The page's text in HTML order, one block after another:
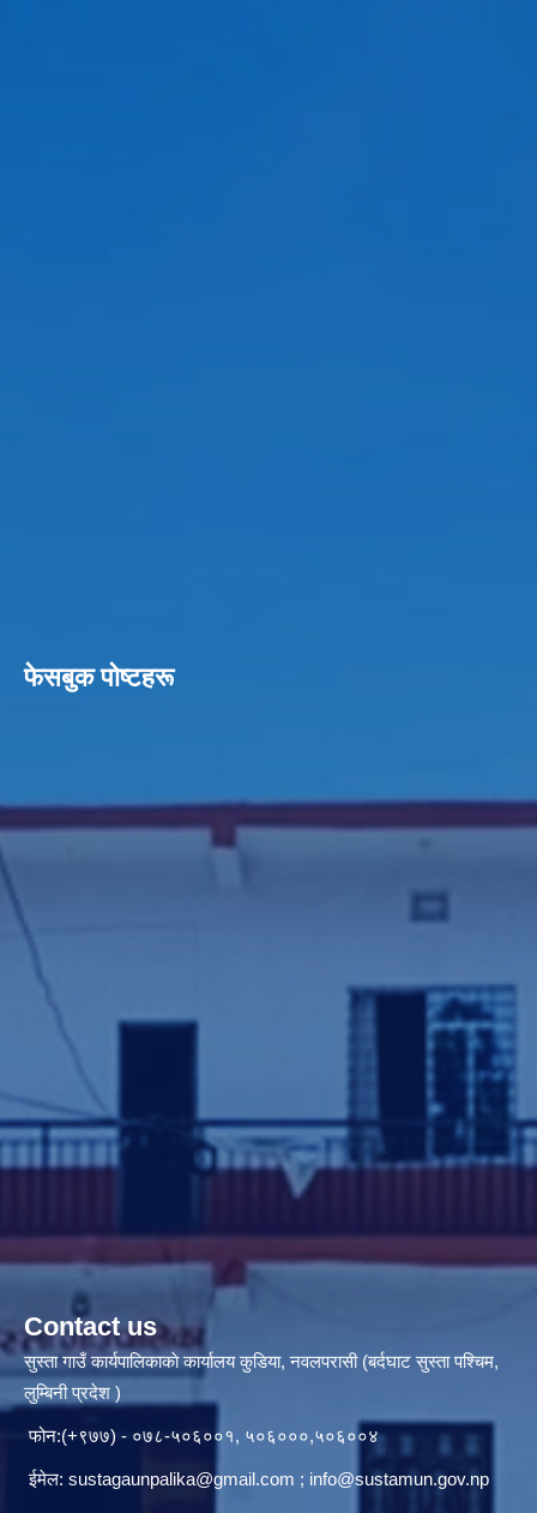
फेसबुक पाेष्टहरू
Contact us
सुस्ता गाउँ कार्यपालिकाकाे कार्यालय कुडिया, नवलपरासी (बर्दघाट सुस्ता पश्चिम,
लुम्बिनी प्रदेश )
फोन:(+९७७) - ०७८-५०६००१, ५०६०००,५०६००४
ईमेल: sustagaunpalika@gmail.com ; info@sustamun.gov.np